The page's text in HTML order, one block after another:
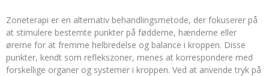
Zoneterapi er en alternativ behandlingsmetode, der fokuserer på
at stimulere bestemte punkter på fødderne, hænderne eller
ørerne for at fremme helbredelse og balance i kroppen. Disse
punkter, kendt som reflekszoner, menes at korrespondere med
forskellige organer og systemer i kroppen. Ved at anvende tryk på